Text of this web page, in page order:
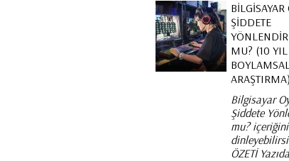
ŞIDDETE
MU? (10 YIL
ARAŞTIRMA)
Bilgisayar
Şiddete
mu?
ÖZETİ